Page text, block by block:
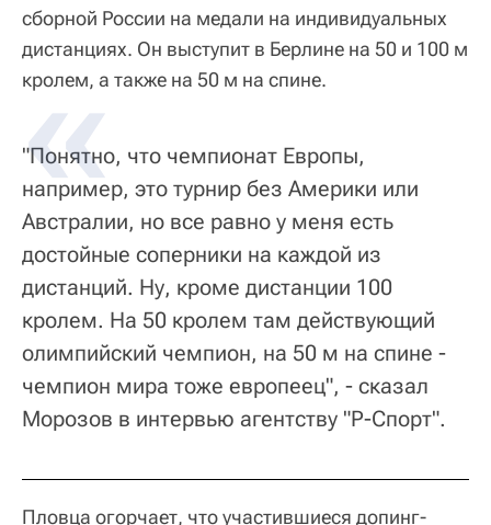
сборной России на медали на индивидуальных
дистанциях. Он выступит в Берлине на 50 и 100 м
кролем, а также на 50 м на спине.
"Понятно, что чемпионат Европы,
например, это турнир без Америки или
Австралии, но все равно у меня есть
достойные соперники на каждой из
дистанций. Ну, кроме дистанции 100
кролем. На 50 кролем там действующий
олимпийский чемпион, на 50 м на спине -
чемпион мира тоже европеец", - сказал
Морозов в интервью агентству "Р-Спорт".
Пловца огорчает, что участившиеся допинг-